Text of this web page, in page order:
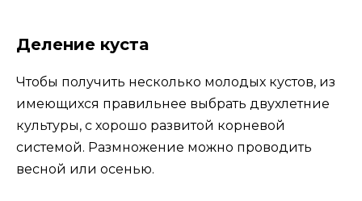
Деление куста
Чтобы получить несколько молодых кустов, из
имеющихся правильнее выбрать двухлетние
культуры, с хорошо развитой корневой
системой. Размножение можно проводить
весной или осенью.